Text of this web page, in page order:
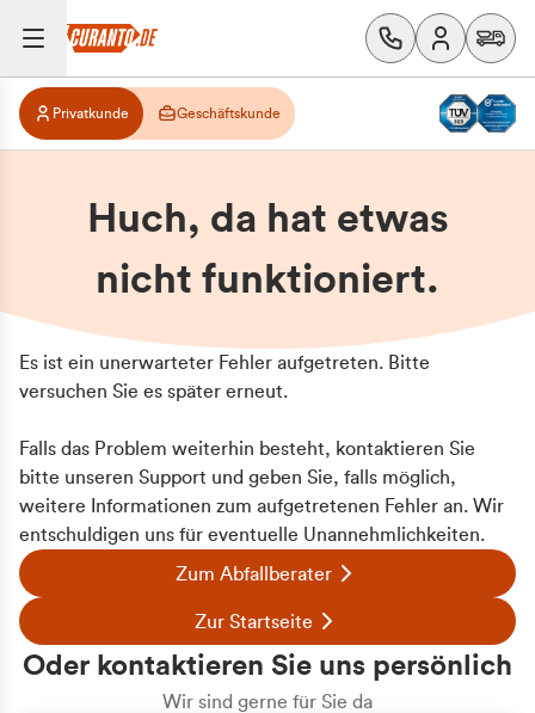
Privatkunde Geschäftskunde
Huch, da hat etwas
nicht funktioniert.
Es ist ein unerwarteter Fehler aufgetreten. Bitte
versuchen Sie es später erneut.
Falls das Problem weiterhin besteht, kontaktieren Sie
bitte unseren Support und geben Sie, falls möglich,
weitere Informationen zum aufgetretenen Fehler an. Wir
entschuldigen uns für eventuelle Unannehmlichkeiten.
Zum Abfallberater
Zur Startseite
Oder kontaktieren Sie uns persönlich
Wir sind gerne für Sie da